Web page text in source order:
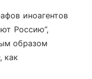
иноагентов
Россию”,
образом
как